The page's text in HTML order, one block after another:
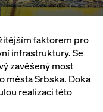
faktorem pro
infrastruktury. Se
zavěšený most
města Srbska. Doka
realizaci této